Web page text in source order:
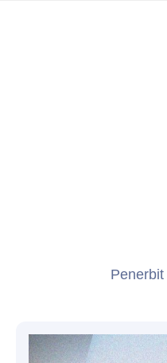
Penerbit